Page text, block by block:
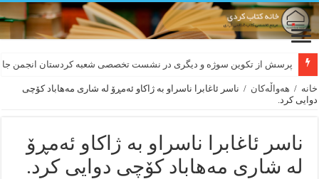
پرسش از تکوین سوژه و دیگری در نشست تخصصی شعبه کردستان انجمن
لەسەر کێشی ڕوباعی و به نەغمەی قەڵەمی «ئالی»
خانه / هه‌واڵه‌کان /
ناسر ئاغابرا ناسراو بە ژاکاو ئەمڕۆ لە شاری ‎مەهاباد کۆچی
دوایی کرد.
ناسر ئاغابرا ناسراو بە ژاکاو ئەمڕۆ
لە شاری ‎مەهاباد کۆچی دوایی کرد.